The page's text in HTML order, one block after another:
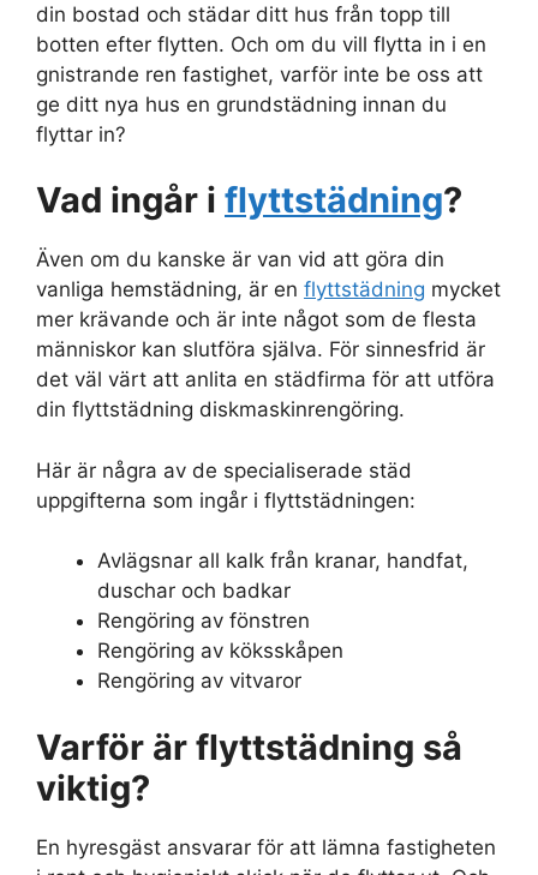
din bostad och städar ditt hus från topp till
botten efter flytten. Och om du vill flytta in i en
gnistrande ren fastighet, varför inte be oss att
ge ditt nya hus en grundstädning innan du
flyttar in?
Vad ingår i flyttstädning?
Även om du kanske är van vid att göra din
vanliga hemstädning, är en flyttstädning mycket
mer krävande och är inte något som de flesta
människor kan slutföra själva. För sinnesfrid är
det väl värt att anlita en städfirma för att utföra
din flyttstädning diskmaskinrengöring.
Här är några av de specialiserade städ
uppgifterna som ingår i flyttstädningen:
Avlägsnar all kalk från kranar, handfat,
duschar och badkar
Rengöring av fönstren
Rengöring av köksskåpen
Rengöring av vitvaror
Varför är flyttstädning så
viktig?
En hyresgäst ansvarar för att lämna fastigheten